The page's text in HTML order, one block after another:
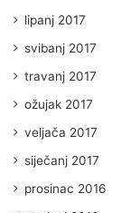
lipanj 2017
svibanj 2017
travanj 2017
ožujak 2017
veljača 2017
siječanj 2017
prosinac 2016